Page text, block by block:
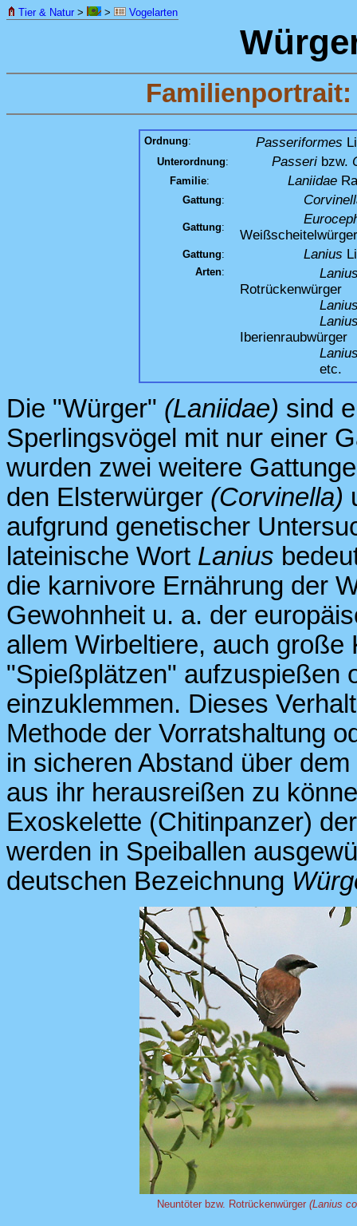
Tier & Natur > > Vogelarten
Familienportrait:
Ordnung: Passeriformes
Unterordnung: Passeri bzw.
Familie: Laniidae
Gattung:
Gattung:
Weißscheitelwürger
Gattung: Lanius
Arten:
Rotrückenwürger
Iberienraubwürger
etc.
Die "Würger" (Laniidae) sind
Sperlingsvögel mit nur einer
wurden zwei weitere
den Elsterwürger (Corvinella)
aufgrund genetischer
lateinische Wort Lanius
die karnivore Ernährung der
Gewohnheit u. a. der
allem Wirbeltiere, auch große
"Spießplätzen" aufzuspießen
einzuklemmen. Dieses
Methode der Vorratshaltung
in sicheren Abstand über
aus ihr herausreißen zu
Exoskelette (Chitinpanzer)
werden in Speiballen
deutschen Bezeichnung
Neuntöter bzw. Rotrückenwürger (Lanius